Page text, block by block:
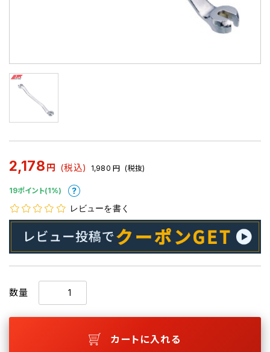
2,178 円 (税込) 1,980 円 (税抜)
19ポイント(1%)
レビューを書く
数量
カートに入れる